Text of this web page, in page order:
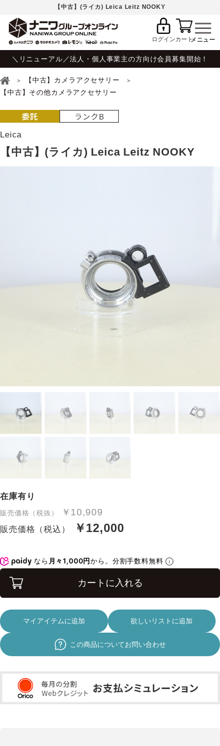
【中古】(ライカ) Leica Leitz NOOKY
ログインカート
＼リニューアル／法人・個人事業主の方向け会員募集開始！
【中古】カメラアクセサリー
【中古】その他カメラアクセサリー
Leica
【中古】(ライカ) Leica Leitz NOOKY
在庫有り
販売価格（税抜） ￥10,909
販売価格（税込） ￥12,000
なら 月々1,000円から。分割手数料無料
カートに入れる
マイアイテムに追加 欲しいリストに追加
この商品についてお問い合わせ